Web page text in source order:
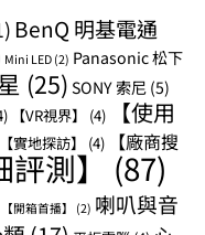
BenQ 明基電通
Mini LED (2) Panasonic 松下
(25) SONY 索尼 (5)
【VR視界】 (4)
【使用
【實地探訪】 (4)
【廠商搜
評測】 (87)
【開箱首播】 (2) 喇叭與音